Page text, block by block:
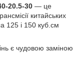
20.5-30 — це
китайських
125 і 150 куб.см
є чудовою заміною